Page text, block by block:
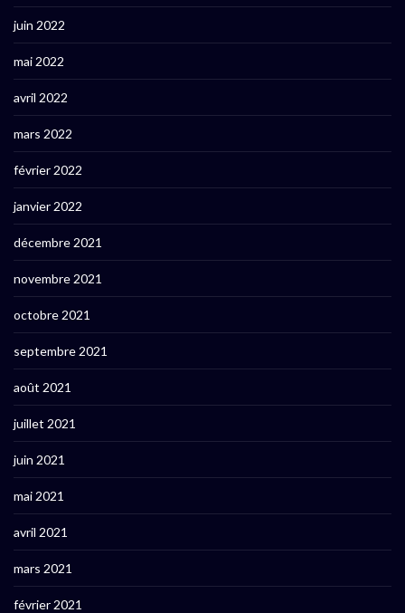
juin 2022
mai 2022
avril 2022
mars 2022
février 2022
janvier 2022
décembre 2021
novembre 2021
octobre 2021
septembre 2021
août 2021
juillet 2021
juin 2021
mai 2021
avril 2021
mars 2021
février 2021